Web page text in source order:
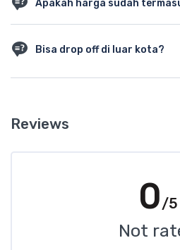
Apakah harga sudah
di awal.Bisa drop off di luar kota?
Ya, kami melayani drop-off ke luar
Reviews
0/5
Not